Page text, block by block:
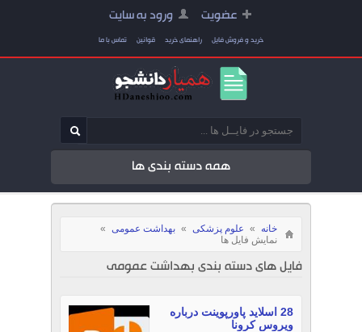
عضویت ورود به سایت
خرید و فروش فایل راهنمای خرید قوانین تماس با ما
همه دسته بندی ها
خانه » علوم پزشکی » بهداشت عمومی »
نمایش فایل ها
فایل های دسته بندی بهداشت عمومی
28 اسلاید پاورپوینت درباره
ویروس کرونا